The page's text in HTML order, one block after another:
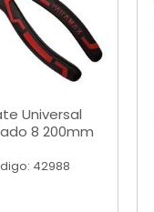
Universal
8 200mm
42988